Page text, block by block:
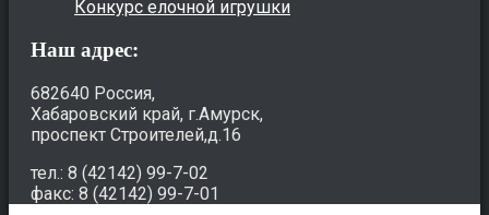
Конкурс елочной игрушки
Наш адрес:
682640 Россия,
Хабаровский край, г.Амурск,
проспект Строителей,д.16
тел.: 8 (42142) 99-7-02
факс: 8 (42142) 99-7-01